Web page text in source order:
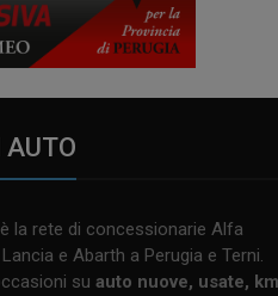
AUTO
la rete di concessionarie Alfa
e Abarth a Perugia e Terni.
su auto nuove, usate,